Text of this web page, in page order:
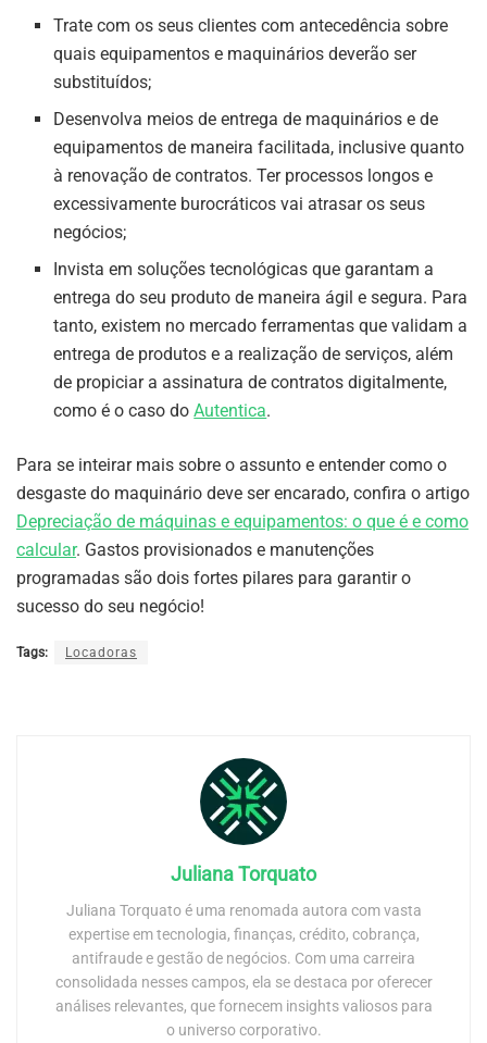
Trate com os seus clientes com antecedência sobre
quais equipamentos e maquinários deverão ser
substituídos;
Desenvolva meios de entrega de maquinários e de
equipamentos de maneira facilitada, inclusive quanto
à renovação de contratos. Ter processos longos e
excessivamente burocráticos vai atrasar os seus
negócios;
Invista em soluções tecnológicas que garantam a
entrega do seu produto de maneira ágil e segura. Para
tanto, existem no mercado ferramentas que validam a
entrega de produtos e a realização de serviços, além
de propiciar a assinatura de contratos digitalmente,
como é o caso doAutentica.
Para se inteirar mais sobre o assunto e entender como o
desgaste do maquinário deve ser encarado, confira o artigo
Depreciação de máquinas e equipamentos: o que é e como
calcular. Gastos provisionados e manutenções
programadas são dois fortes pilares para garantir o
sucesso do seu negócio!
Tags: Locadoras
Juliana Torquato
Juliana Torquato é uma renomada autora com vasta
expertise em tecnologia, finanças, crédito, cobrança,
antifraude e gestão de negócios. Com uma carreira
consolidada nesses campos, ela se destaca por oferecer
análises relevantes, que fornecem insights valiosos para
o universo corporativo.